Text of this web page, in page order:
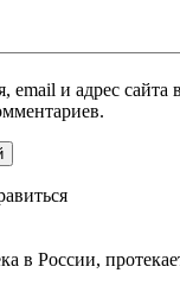
и адрес сайта
в России,